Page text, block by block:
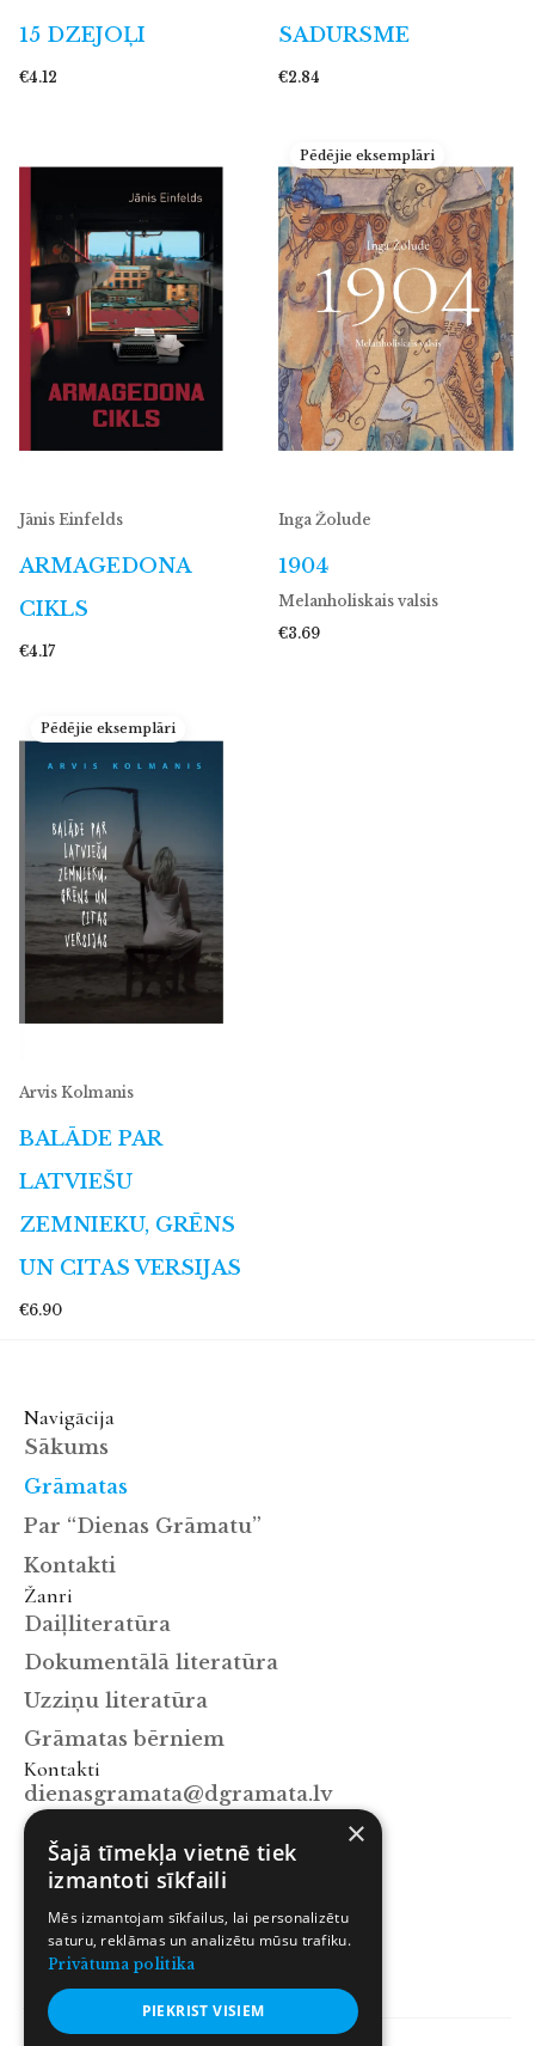
15 DZEJOĻI
€4.12
SADURSME
€2.84
Jānis Einfelds
ARMAGEDONA
CIKLS
€4.17
Pēdējie eksemplāri
Inga Žolude
1904
Melanholiskais valsis
€3.69
Pēdējie eksemplāri
Arvis Kolmanis
BALĀDE PAR
LATVIEŠU
ZEMNIEKU, GRĒNS
UN CITAS VERSIJAS
€6.90
Navigācija
Sākums
Grāmatas
Par “Dienas Grāmatu”
Kontakti
Žanri
Daiļliteratūra
Dokumentālā literatūra
Uzziņu literatūra
Grāmatas bērniem
Kontakti
dienasgramata@dgramata.lv
+371 67063129
Mūkusalas iela 15a, Rīga, LV-1004
Facebook
Instagram
X.com
×
Šajā tīmekļa vietnē tiek
izmantoti sīkfaili
Mēs izmantojam sīkfailus, lai personalizētu
saturu, reklāmas un analizētu mūsu trafiku.
Privātuma politika
PIEKRIST VISIEM